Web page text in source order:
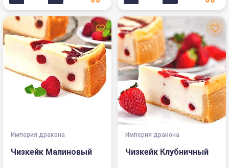
Империя дракона
Чизкейк Малиновый
Империя дракона
Чизкейк Клубничный